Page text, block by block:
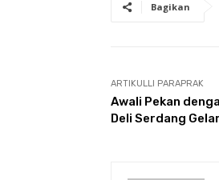
Bagikan
ARTIKULLI PARAPRAK
Awali Pekan
Deli Serdang